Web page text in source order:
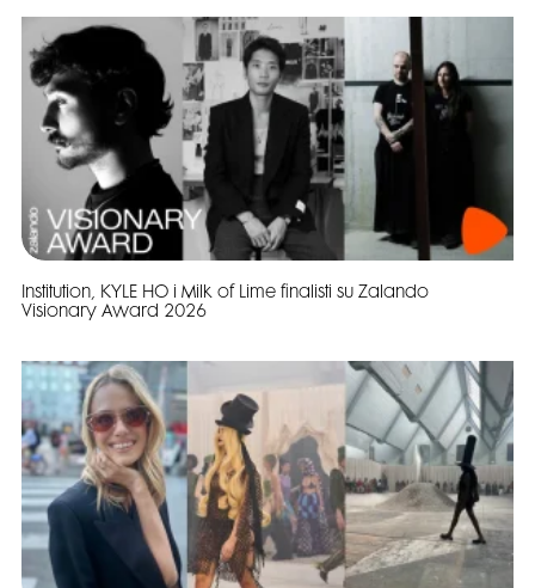
Institution, KYLE HO i Milk of Lime finalisti su Zalando
Visionary Award 2026